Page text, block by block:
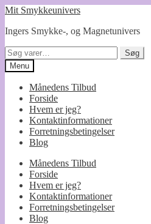
Spring
navigation
Spring
indhold
Mit Smykkeunivers
Ingers Smykke-, og Magnetunivers
Søg
efter:
Søg
Menu
Månedens Tilbud
Forside
Hvem er jeg?
Kontaktinformationer
Forretningsbetingelser
Blog
Månedens Tilbud
Forside
Hvem er jeg?
Kontaktinformationer
Forretningsbetingelser
Blog